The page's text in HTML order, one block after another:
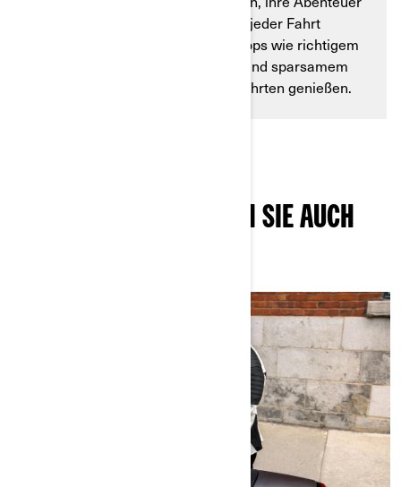
zu verlängern und das Beste aus jeder Fahrt
herauszuholen. Mit einfachen Tipps wie richtigem
Reifendruck, geringem Gewicht und sparsamem
Verbrauch können Sie längere Fahrten genießen.
DIESE ARTIKEL KÖNNTEN SIE AUCH